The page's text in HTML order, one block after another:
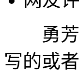
勇芳
写的或